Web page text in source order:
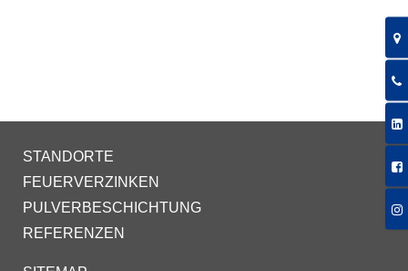
STANDORTE
FEUERVERZINKEN
PULVERBESCHICHTUNG
REFERENZEN